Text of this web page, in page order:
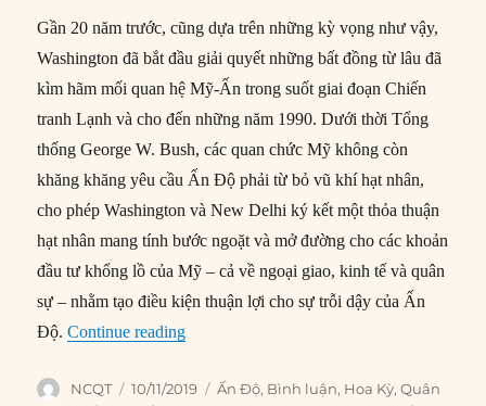
Gần 20 năm trước, cũng dựa trên những kỳ vọng như vậy,
Washington đã bắt đầu giải quyết những bất đồng từ lâu đã
kìm hãm mối quan hệ Mỹ-Ấn trong suốt giai đoạn Chiến
tranh Lạnh và cho đến những năm 1990. Dưới thời Tổng
thống George W. Bush, các quan chức Mỹ không còn
khăng khăng yêu cầu Ấn Độ phải từ bỏ vũ khí hạt nhân,
cho phép Washington và New Delhi ký kết một thỏa thuận
hạt nhân mang tính bước ngoặt và mở đường cho các khoản
đầu tư khổng lồ của Mỹ – cả về ngoại giao, kinh tế và quân
sự – nhằm tạo điều kiện thuận lợi cho sự trỗi dậy của Ấn
Độ.Continue reading“Ấn Độ: Hi vọng lớn nhất của Mỹ ở châu
Author
NCQT
Posted
10/11/2019 Categories
Ấn Độ, Bình luận, Hoa Kỳ,Quân